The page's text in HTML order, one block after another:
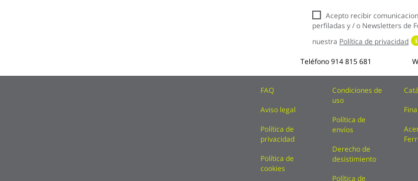
boletín
noticias:
Acepto recibir
perfiladas y / o Newsletters de
nuestra Política de privacidad
Teléfono914 815 681
FAQ
Aviso legal
Política de
privacidad
Política de
cookies
Condiciones de
uso
Política de
envíos
Derecho de
desistimiento
Política de